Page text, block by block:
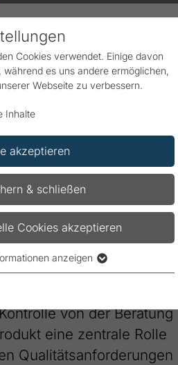
Qualität im
an erster Stelle.
für sichere und
von der Beratung
eine zentrale Rolle
Qualitätsanforderungen
Cookies verwendet. Einige davon
es uns andere ermöglichen,
Webseite zu verbessern.
Inhalte
akzeptieren
& schließen
Cookies akzeptieren
anzeigen
anzeigen